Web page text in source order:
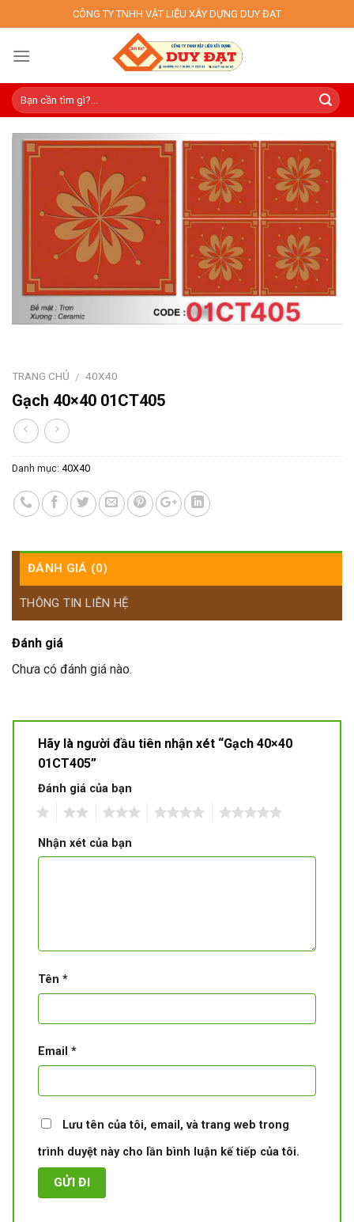
to
content
CÔNG TY TNHH VẬT LIỆU XÂY DỰNG DUY ĐẠT
TRANG CHỦ / 40X40
Gạch 40×40 01CT405
Danh mục: 40X40
ĐÁNH GIÁ (0)
THÔNG TIN LIÊN HỆ
Đánh giá
Chưa có đánh giá nào.
Hãy là người đầu tiên nhận xét “Gạch 40×40
01CT405”
Đánh giá của bạn
Nhận xét của bạn
Tên *
Email *
Lưu tên của tôi, email, và trang web trong
trình duyệt này cho lần bình luận kế tiếp của tôi.